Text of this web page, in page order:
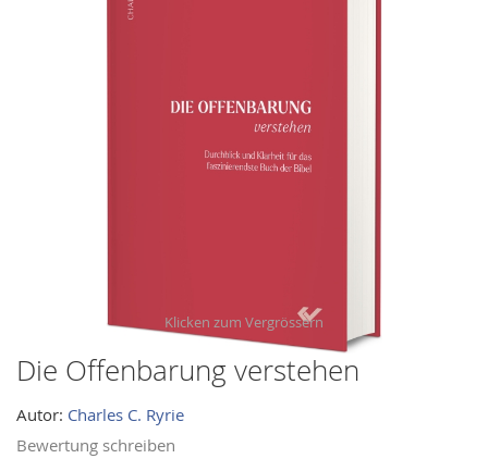
Die Offenbarung verstehen
Autor: Charles C. Ryrie
Bewertung schreiben
Skip
the
beginning